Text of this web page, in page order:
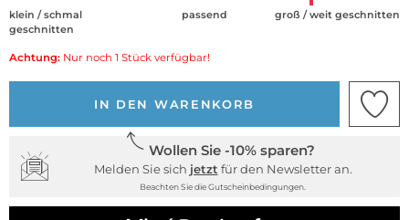
klein / schmal
geschnitten
passend groß / weit geschnitten
Achtung: Nur noch 1 Stück verfügbar!
IN DEN WARENKORB
Wollen Sie -10% sparen?
Melden Sie sich jetzt für den Newsletter an.
Beachten Sie die Gutscheinbedingungen.